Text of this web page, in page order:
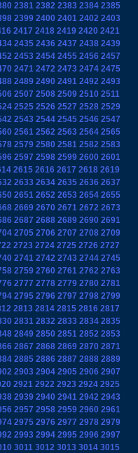
2381 2382 2383 2384 2385
2399 2400 2401 2402 2403
2417 2418 2419 2420 2421
2435 2436 2437 2438 2439
2453 2454 2455 2456 2457
2471 2472 2473 2474 2475
2489 2490 2491 2492 2493
2507 2508 2509 2510 2511
2525 2526 2527 2528 2529
2543 2544 2545 2546 2547
2561 2562 2563 2564 2565
2579 2580 2581 2582 2583
2597 2598 2599 2600 2601
2615 2616 2617 2618 2619
2633 2634 2635 2636 2637
2651 2652 2653 2654 2655
2669 2670 2671 2672 2673
2687 2688 2689 2690 2691
2705 2706 2707 2708 2709
2723 2724 2725 2726 2727
2741 2742 2743 2744 2745
2759 2760 2761 2762 2763
2777 2778 2779 2780 2781
2795 2796 2797 2798 2799
2813 2814 2815 2816 2817
2831 2832 2833 2834 2835
2849 2850 2851 2852 2853
2867 2868 2869 2870 2871
2885 2886 2887 2888 2889
2903 2904 2905 2906 2907
2921 2922 2923 2924 2925
2939 2940 2941 2942 2943
2957 2958 2959 2960 2961
2975 2976 2977 2978 2979
2993 2994 2995 2996 2997
3011 3012 3013 3014 3015